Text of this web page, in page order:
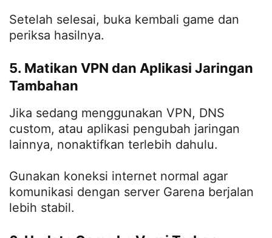
Setelah selesai, buka kembali game dan
periksa hasilnya.
5. Matikan VPN dan Aplikasi Jaringan
Tambahan
Jika sedang menggunakan VPN, DNS
custom, atau aplikasi pengubah jaringan
lainnya, nonaktifkan terlebih dahulu.
Gunakan koneksi internet normal agar
komunikasi dengan server Garena berjalan
lebih stabil.